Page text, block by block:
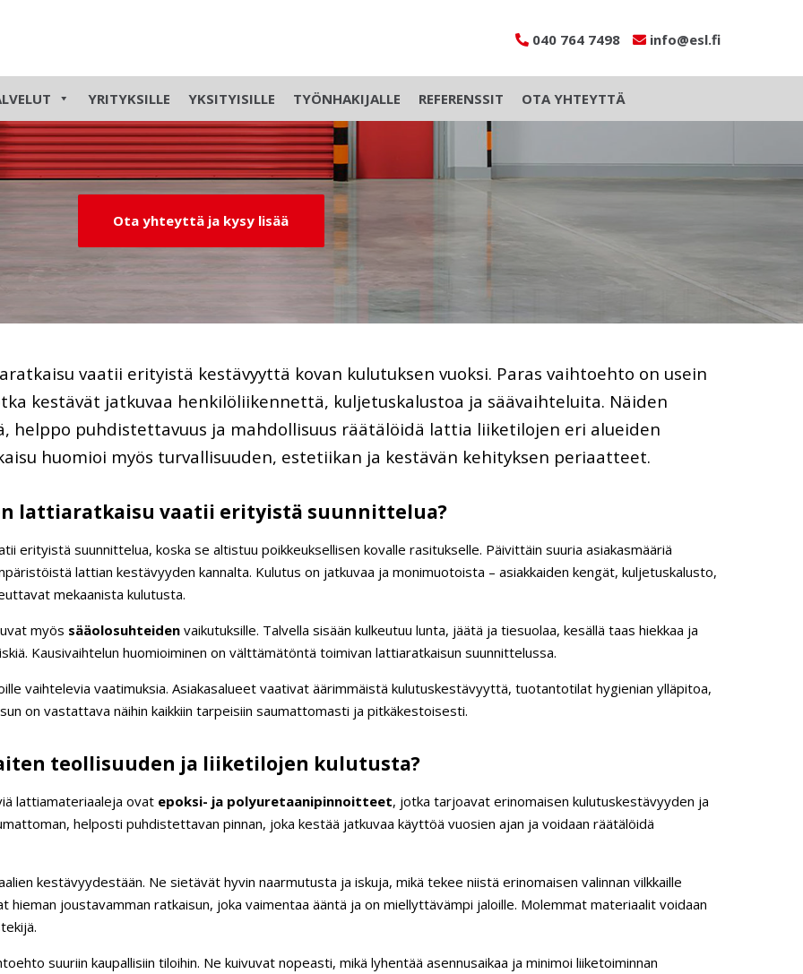
040 764 7498 info@esl.fi
YRITYKSILLE YKSITYISILLE TYÖNHAKIJALLE REFERENSSIT OTA YHTEYTTÄ
Ota yhteyttä ja kysy lisää
vaatii erityistä kestävyyttä kovan kulutuksen vuoksi. Paras vaihtoehto on usein
kestävät jatkuvaa henkilöliikennettä, kuljetuskalustoa ja säävaihteluita. Näiden
helppo puhdistettavuus ja mahdollisuus räätälöidä lattia liiketilojen eri alueiden
huomioi myös turvallisuuden, estetiikan ja kestävän kehityksen periaatteet.
lattiaratkaisu vaatii erityistä suunnittelua?
erityistä suunnittelua, koska se altistuu poikkeuksellisen kovalle rasitukselle. Päivittäin suuria asiakasmääriä
lattian kestävyyden kannalta. Kulutus on jatkuvaa ja monimuotoista – asiakkaiden kengät, kuljetuskalusto,
mekaanista kulutusta.
myös sääolosuhteiden vaikutuksille. Talvella sisään kulkeutuu lunta, jäätä ja tiesuolaa, kesällä taas hiekkaa ja
Kausivaihtelun huomioiminen on välttämätöntä toimivan lattiaratkaisun suunnittelussa.
vaihtelevia vaatimuksia. Asiakasalueet vaativat äärimmäistä kulutuskestävyyttä, tuotantotilat hygienian ylläpitoa,
on vastattava näihin kaikkiin tarpeisiin saumattomasti ja pitkäkestoisesti.
teollisuuden ja liiketilojen kulutusta?
lattiamateriaaleja ovat epoksi- ja polyuretaanipinnoitteet, jotka tarjoavat erinomaisen kulutuskestävyyden ja
helposti puhdistettavan pinnan, joka kestää jatkuvaa käyttöä vuosien ajan ja voidaan räätälöidä
kestävyydestään. Ne sietävät hyvin naarmutusta ja iskuja, mikä tekee niistä erinomaisen valinnan vilkkaille
joustavamman ratkaisun, joka vaimentaa ääntä ja on miellyttävämpi jaloille. Molemmat materiaalit voidaan
suuriin kaupallisiin tiloihin. Ne kuivuvat nopeasti, mikä lyhentää asennusaikaa ja minimoi liiketoiminnan